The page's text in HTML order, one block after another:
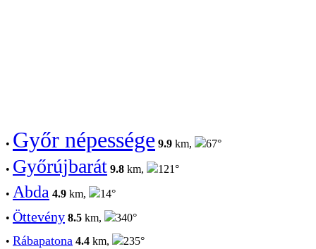
• Győr népessége 9.9 km, 67°
• Győrújbarát 9.8 km, 121°
• Abda 4.9 km,
14°
• Öttevény 8.5 km,
340°
• Rábapatona 4.4 km,
235°